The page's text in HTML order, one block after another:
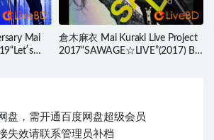
Mai
倉木麻衣 Mai Kuraki Live Project
2017“SAWAGE☆LIVE”(2017) BD
盘，需开通百度网盘超级会员
失效请联系管理员补档